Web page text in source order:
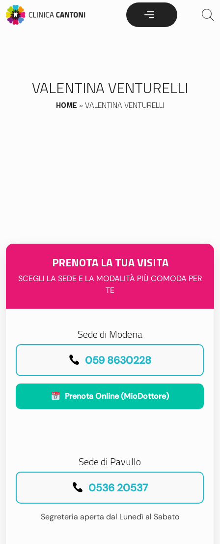
Skip
to
VALENTINA VENTURELLI
HOME »VALENTINA VENTURELLI
PRENOTA LA TUA VISITA
SCEGLI LA SEDE E LA MODALITÀ PIÙ COMODA PER
TE
Sede di Modena
059 8630228
Prenota Online (MioDottore)
Sede di Pavullo
0536 20537
Segreteria aperta dal Lunedì al Sabato